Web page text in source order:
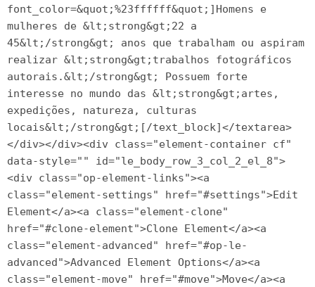
font_color=&quot;%23ffffff&quot;]Homens e
mulheres de &lt;strong&gt;22 a
45&lt;/strong&gt; anos que trabalham ou aspiram
realizar &lt;strong&gt;trabalhos fotográficos
autorais.&lt;/strong&gt; Possuem forte
interesse no mundo das &lt;strong&gt;artes,
expedições, natureza, culturas
locais&lt;/strong&gt;[/text_block]</textarea>
</div></div><div class="element-container cf"
data-style="" id="le_body_row_3_col_2_el_8">
<div class="op-element-links"><a
class="element-settings" href="#settings">Edit
Element</a><a class="element-clone"
href="#clone-element">Clone Element</a><a
class="element-advanced" href="#op-le-
advanced">Advanced Element Options</a><a
class="element-move" href="#move">Move</a><a